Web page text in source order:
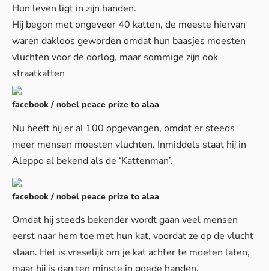
Hun leven ligt in zijn handen.
Hij begon met ongeveer 40 katten, de meeste hiervan
waren dakloos geworden omdat hun baasjes moesten
vluchten voor de oorlog, maar sommige zijn ook
straatkatten
facebook / nobel peace prize to alaa
Nu heeft hij er al 100 opgevangen, omdat er steeds
meer mensen moesten vluchten. Inmiddels staat hij in
Aleppo al bekend als de ‘Kattenman’.
facebook / nobel peace prize to alaa
Omdat hij steeds bekender wordt gaan veel mensen
eerst naar hem toe met hun kat, voordat ze op de vlucht
slaan. Het is vreselijk om je kat achter te moeten laten,